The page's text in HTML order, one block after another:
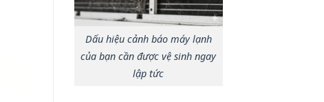
Dấu hiệu cảnh báo máy lạnh
của bạn cần được vệ sinh ngay
lập tức